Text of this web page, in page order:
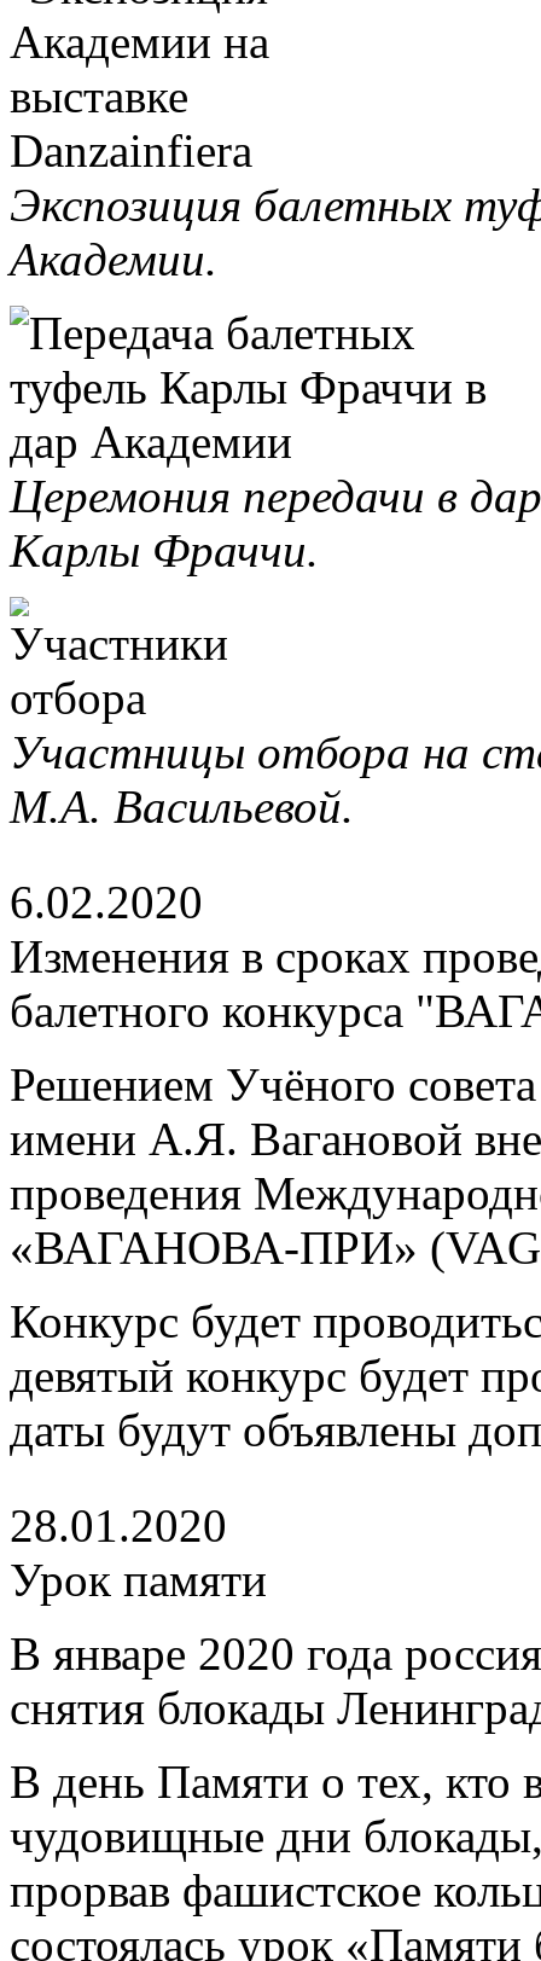
Экспозиция балетных
Академии.
Церемония передачи в
Карлы Фраччи.
Участницы отбора на
М.А. Васильевой.
6.02.2020
Изменения в сроках
балетного конкурса
Решением Учёного
имени А.Я. Вагановой
проведения
«ВАГАНОВА-ПРИ»
Конкурс будет
девятый конкурс будет
даты будут объявлены
28.01.2020
Урок памяти
В январе 2020 года
снятия блокады
В день Памяти о тех, кто
чудовищные дни блокады,
прорвав фашистское
состоялась урок «Памяти